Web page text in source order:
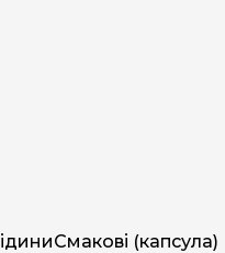
Смакові (капсула)